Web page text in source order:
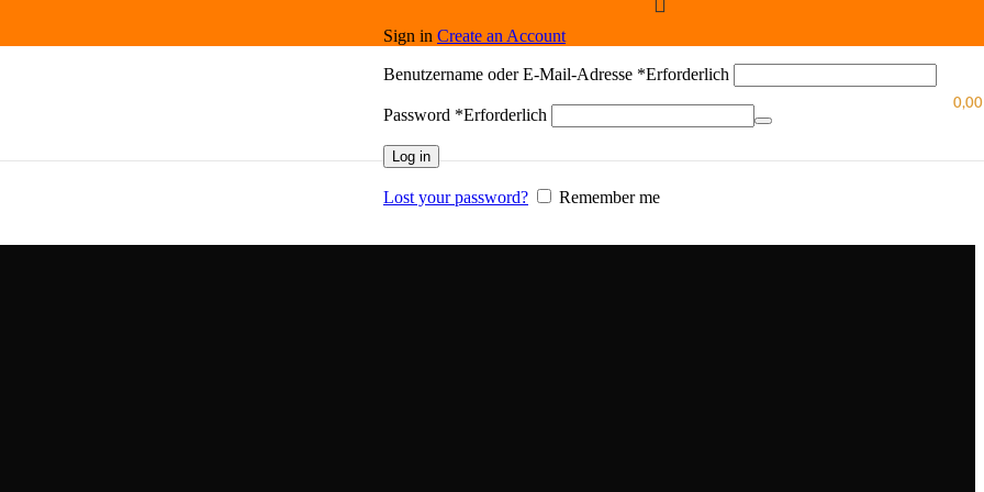
Sign in Create an Account
Benutzername oder E-Mail-Adresse *Erforderlich
Password *Erforderlich
Log in
Lost your password? Remember me